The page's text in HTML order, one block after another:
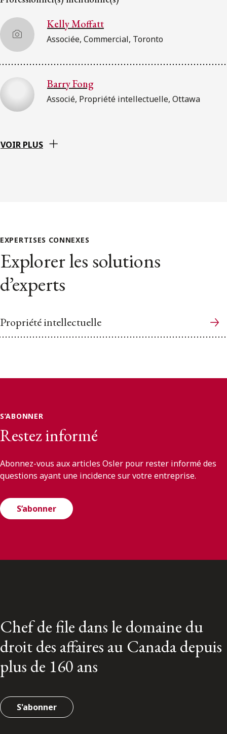
Kelly Moffatt
Associée, Commercial, Toronto
Barry Fong
Associé, Propriété intellectuelle, Ottawa
VOIR PLUS
EXPERTISES CONNEXES
Explorer les solutions
d’experts
Propriété intellectuelle
S’ABONNER
Restez informé
Abonnez-vous aux articles Osler pour rester informé des
questions ayant une incidence sur votre entreprise.
S’abonner
Chef de file dans le domaine du
droit des affaires au Canada depuis
plus de 160 ans
S'abonner